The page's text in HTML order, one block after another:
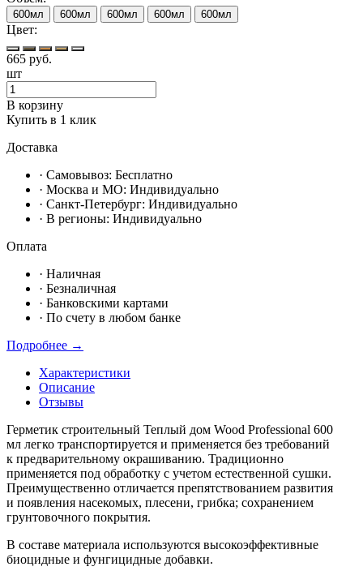
600мл 600мл 600мл 600мл 600мл
Цвет:
665 руб.
шт
В корзину
Купить в 1 клик
Доставка
· Самовывоз: Бесплатно
· Москвa и МО: Индивидуально
· Санкт-Петербург: Индивидуально
· В регионы: Индивидуально
Оплата
· Наличная
· Безналичная
· Банковскими картами
· По счету в любом банке
Подробнее →
Характеристики
Описание
Отзывы
Герметик строительный Теплый дом Wood Professional 600
мл легко транспортируется и применяется без требований
к предварительному окрашиванию. Традиционно
применяется под обработку с учетом естественной сушки.
Преимущественно отличается препятствованием развития
и появления насекомых, плесени, грибка; сохранением
грунтовочного покрытия.
В составе материала используются высокоэффективные
биоцидные и фунгицидные добавки.